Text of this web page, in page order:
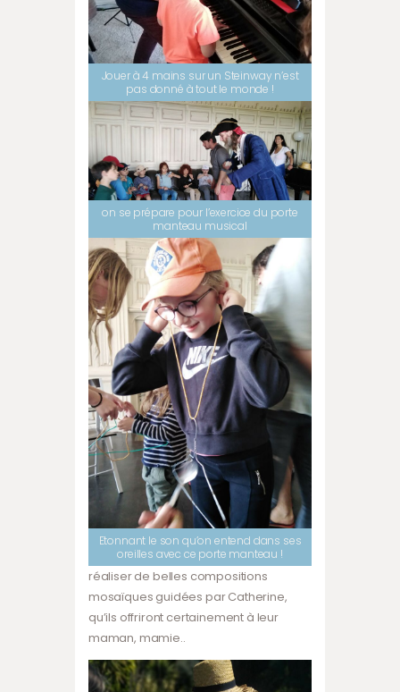
Jouer à 4 mains sur un Steinway n’est
pas donné à tout le monde !
on se prépare pour l’exercice du porte
manteau musical
Etonnant le son qu’on entend dans ses
oreilles avec ce porte manteau !
réaliser de belles compositions
mosaïques guidées par Catherine,
qu’ils offriront certainement à leur
maman, mamie..